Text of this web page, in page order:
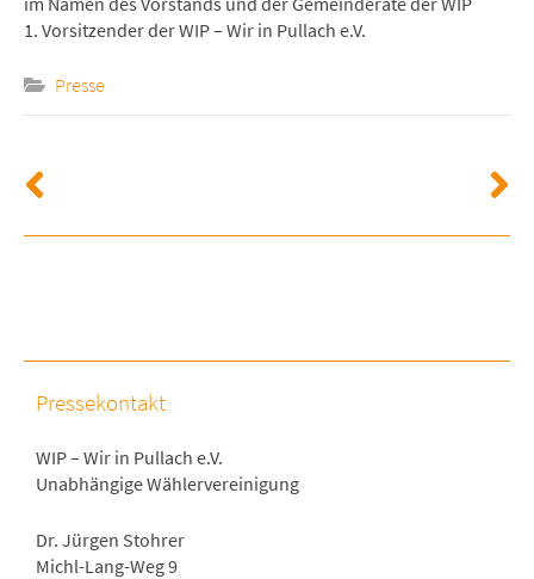
1. Vorsitzender der WIP – Wir in Pullach e.V.
Presse
Pressekontakt
WIP – Wir in Pullach e.V.
Unabhängige Wählervereinigung
Dr. Jürgen Stohrer
Michl-Lang-Weg 9